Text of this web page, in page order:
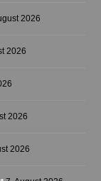
2026
2026
2026
2026